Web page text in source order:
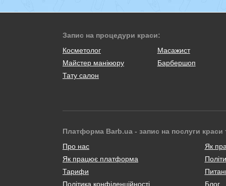
Запис на процедури краси:
Косметолог
Масажист
Майстер манікюру
Барбершоп
Тату салон
Платформа Barb.ua - запис на послуги краси
Про нас
Як працює платформа
Тарифи
Політика конфіденційності
Як
Блог